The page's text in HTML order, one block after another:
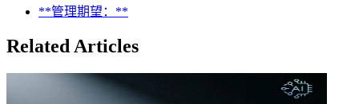
**管理期望：**
Related Articles